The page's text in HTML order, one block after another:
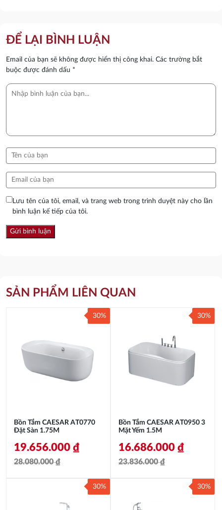
ĐỂ LẠI BÌNH LUẬN
Email của bạn sẽ không được hiển thị công khai. Các trường bắt
buộc được đánh dấu *
Lưu tên của tôi, email, và trang web trong trình duyệt này cho lần
bình luận kế tiếp của tôi.
SẢN PHẨM LIÊN QUAN
Bồn Tắm CAESAR AT0770
Đặt Sàn 1.75M
28.080.000₫
19.656.000 ₫
30%
Bồn Tắm CAESAR AT0950 3
Mặt Yếm 1.5M
23.836.000₫
16.686.000 ₫
30%
30% 30%